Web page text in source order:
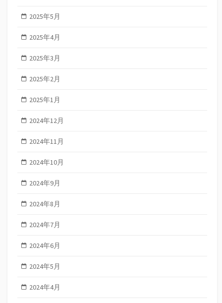
2025年5月
2025年4月
2025年3月
2025年2月
2025年1月
2024年12月
2024年11月
2024年10月
2024年9月
2024年8月
2024年7月
2024年6月
2024年5月
2024年4月